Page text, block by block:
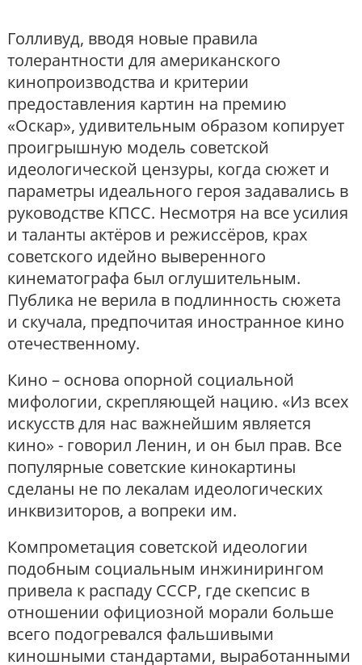
Голливуд, вводя новые правила
толерантности для американского
кинопроизводства и критерии
предоставления картин на премию
«Оскар», удивительным образом копирует
проигрышную модель советской
идеологической цензуры, когда сюжет и
параметры идеального героя задавались в
руководстве КПСС. Несмотря на все усилия
и таланты актёров и режиссёров, крах
советского идейно выверенного
кинематографа был оглушительным.
Публика не верила в подлинность сюжета
и скучала, предпочитая иностранное кино
отечественному.
Кино – основа опорной социальной
мифологии, скрепляющей нацию. «Из всех
искусств для нас важнейшим является
кино» - говорил Ленин, и он был прав. Все
популярные советские кинокартины
сделаны не по лекалам идеологических
инквизиторов, а вопреки им.
Компрометация советской идеологии
подобным социальным инжинирингом
привела к распаду СССР, где скепсис в
отношении официозной морали больше
всего подогревался фальшивыми
киношными стандартами, выработанными